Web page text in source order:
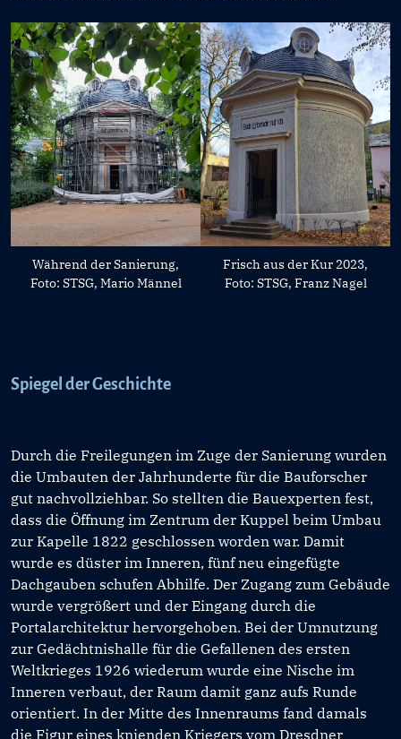
Während der Sanierung,
Foto: STSG, Mario Männel
Frisch aus der Kur 2023,
Foto: STSG, Franz Nagel
Spiegel der Geschichte
Durch die Freilegungen im Zuge der Sanierung wurden
die Umbauten der Jahrhunderte für die Bauforscher
gut nachvollziehbar. So stellten die Bauexperten fest,
dass die Öffnung im Zentrum der Kuppel beim Umbau
zur Kapelle 1822 geschlossen worden war. Damit
wurde es düster im Inneren, fünf neu eingefügte
Dachgauben schufen Abhilfe. Der Zugang zum Gebäude
wurde vergrößert und der Eingang durch die
Portalarchitektur hervorgehoben. Bei der Umnutzung
zur Gedächtnishalle für die Gefallenen des ersten
Weltkrieges 1926 wiederum wurde eine Nische im
Inneren verbaut, der Raum damit ganz aufs Runde
orientiert. In der Mitte des Innenraums fand damals
die Figur eines knienden Kriegers vom Dresdner